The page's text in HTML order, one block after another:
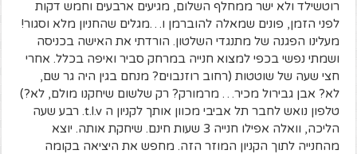
רוטשילד ולא ישר ממחלף השלום, מגיעים ארבעים וחמש דקות
לפני הזמן, פונים שמאלה להוברמן ו…מגלים שהחניון מלא וסגור!
מעלינו הפגנה של מתנגדי השלטון. הורדתי את האישה בכניסה
ושמתי נפשי בכפי למצוא חנייה במרחק סביר ואיפה בכלל. אחרי
חצי שעה של שוטטות (רחוב רוזנבוים? מנחם בגין היה גר שם,
לא? אבן גבירול מכיר… מרמורק? רק שלשום שיחקנו מולם, לא?)
טלפון נואש לחבר תל אביבי מכוון אותך לקניון ה t.l.v. רבע שעה
הליכה, וואלה אפילו חנייה 3 שעות חינם. שיחקת אותה. יוצא
מהחנייה לתוך הקניון המוזר הזה. מחפש את היציאה בקומה